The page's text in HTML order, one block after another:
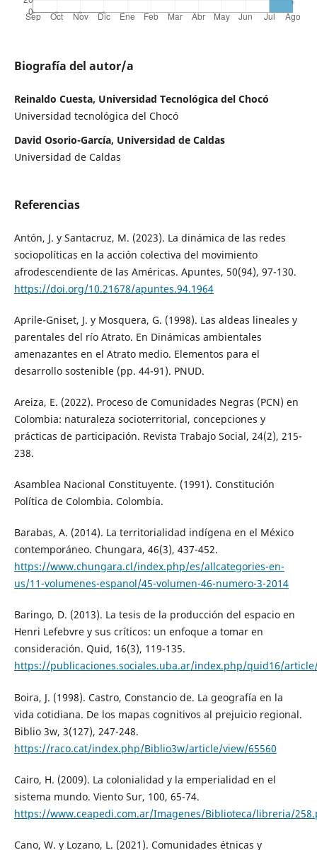
Biografía del autor/a
Reinaldo Cuesta, Universidad Tecnológica del Chocó
Universidad tecnológica del Chocó
David Osorio-García, Universidad de Caldas
Universidad de Caldas
Referencias
Antón, J. y Santacruz, M. (2023). La dinámica de las redes
sociopolíticas en la acción colectiva del movimiento
afrodescendiente de las Américas. Apuntes, 50(94), 97-130.
https://doi.org/10.21678/apuntes.94.1964
Aprile-Gniset, J. y Mosquera, G. (1998). Las aldeas lineales y
parentales del río Atrato. En Dinámicas ambientales
amenazantes en el Atrato medio. Elementos para el
desarrollo sostenible (pp. 44-91). PNUD.
Areiza, E. (2022). Proceso de Comunidades Negras (PCN) en
Colombia: naturaleza socioterritorial, concepciones y
prácticas de participación. Revista Trabajo Social, 24(2), 215-
238.
Asamblea Nacional Constituyente. (1991). Constitución
Política de Colombia. Colombia.
Barabas, A. (2014). La territorialidad indígena en el México
contemporáneo. Chungara, 46(3), 437-452.
https://www.chungara.cl/index.php/es/allcategories-en-
us/11-volumenes-espanol/45-volumen-46-numero-3-2014
Baringo, D. (2013). La tesis de la producción del espacio en
Henri Lefebvre y sus críticos: un enfoque a tomar en
consideración. Quid, 16(3), 119-135.
https://publicaciones.sociales.uba.ar/index.php/quid16/
Boira, J. (1998). Castro, Constancio de. La geografía en la
vida cotidiana. De los mapas cognitivos al prejuicio regional.
Biblio 3w, 3(127), 247-248.
https://raco.cat/index.php/Biblio3w/article/view/65560
Cairo, H. (2009). La colonialidad y la emperialidad en el
sistema mundo. Viento Sur, 100, 65-74.
https://www.ceapedi.com.ar/Imagenes/Biblioteca/libreria/
Cano, W. y Lozano, L. (2021). Comunidades étnicas y